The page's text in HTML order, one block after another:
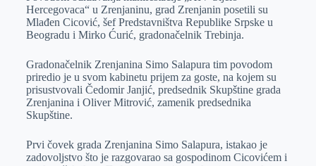
r
n
A
p
p
i
l
Hercegovaca“ u Zrenjaninu, grad Zrenjanin posetili su
Mlađen Cicović, šef Predstavništva Republike Srpske u
Beogradu i Mirko Ćurić, gradonačelnik Trebinja.
Gradonačelnik Zrenjanina Simo Salapura tim povodom
priredio je u svom kabinetu prijem za goste, na kojem su
prisustvovali Čedomir Janjić, predsednik Skupštine grada
Zrenjanina i Oliver Mitrović, zamenik predsednika
Skupštine.
Prvi čovek grada Zrenjanina Simo Salapura, istakao je
zadovoljstvo što je razgovarao sa gospodinom Cicovićem i